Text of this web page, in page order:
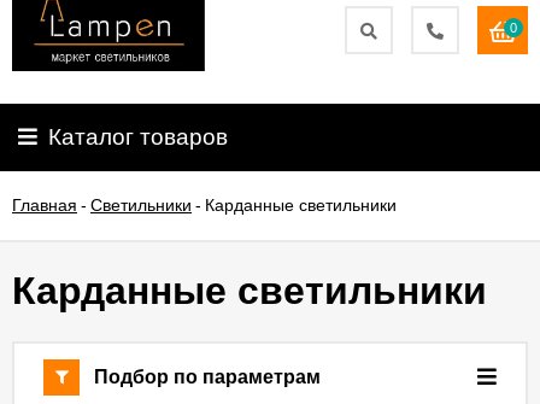
Контакты
освещения
О
0
Каталог товаров
Главная - Светильники - Карданные светильники
Карданные светильники
Подбор по параметрам